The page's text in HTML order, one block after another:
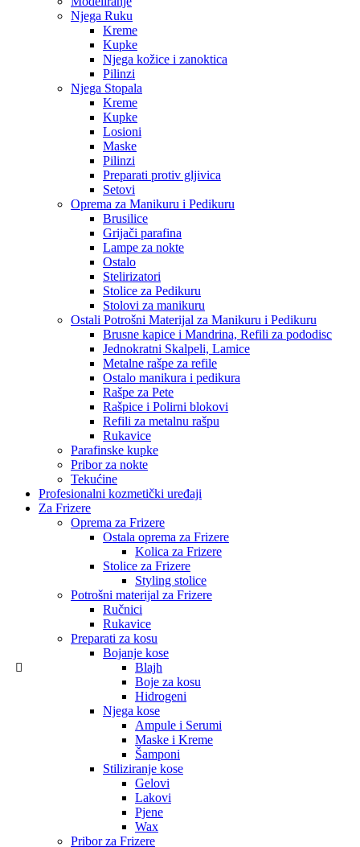
Njega Ruku
Kreme
Kupke
Njega kožice i zanoktica
Pilinzi
Njega Stopala
Kreme
Kupke
Losioni
Maske
Pilinzi
Preparati protiv gljivica
Setovi
Oprema za Manikuru i Pedikuru
Brusilice
Grijači parafina
Lampe za nokte
Ostalo
Stelirizatori
Stolice za Pedikuru
Stolovi za manikuru
Ostali Potrošni Materijal za Manikuru i Pedikuru
Brusne kapice i Mandrina, Refili za pododisc
Jednokratni Skalpeli, Lamice
Metalne rašpe za refile
Ostalo manikura i pedikura
Rašpe za Pete
Rašpice i Polirni blokovi
Refili za metalnu rašpu
Rukavice
Parafinske kupke
Pribor za nokte
Tekućine
Profesionalni kozmetički uređaji
Za Frizere
Oprema za Frizere
Ostala oprema za Frizere
Kolica za Frizere
Stolice za Frizere
Styling stolice
Potrošni materijal za Frizere
Ručnici
Rukavice
Preparati za kosu
Bojanje kose
Blajh
Boje za kosu
Hidrogeni
Njega kose
Ampule i Serumi
Maske i Kreme
Šamponi
Stiliziranje kose
Gelovi
Lakovi
Pjene
Wax
Pribor za Frizere